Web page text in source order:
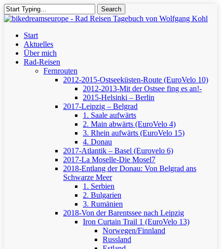
Skip
to
content
Search
Close
Menu
Start
Aktuelles
Über mich
Rad-Reisen
Fernrouten
2012-2015-Ostseeküsten-Route (EuroVelo 10)
2012-2013-Mit der Ostsee fing es an!-
2015-Helsinki – Berlin
2017-Leipzig – Belgrad
1. Saale aufwärts
2. Main abwärts (EuroVelo 4)
3. Rhein aufwärts (EuroVelo 15)
4. Donau
2017-Atlantik – Basel (Eurovelo 6)
2017-La Moselle-Die Mosel7
2018-Entlang der Donau: Von Belgrad ans
Schwarze Meer
1. Serbien
2. Bulgarien
3. Rumänien
2018-Von der Barentssee nach Leipzig
Iron Curtain Trail 1 (EuroVelo 13)
Norwegen/Finnland
Russland